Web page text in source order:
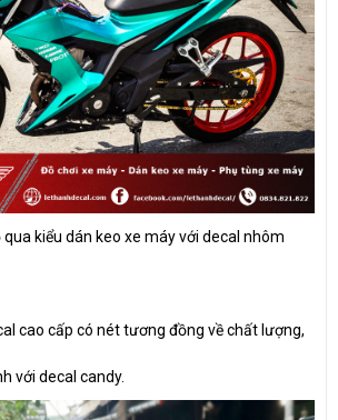
qua kiểu dán keo xe máy với decal nhôm
cao cấp có nét tương đồng về chất lượng,
với decal candy.